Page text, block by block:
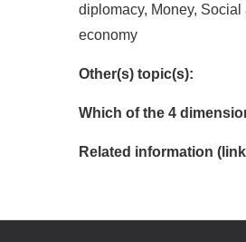
diplomacy, Money,
economy
Other(s) topic(s):
Which of the 4
Related information